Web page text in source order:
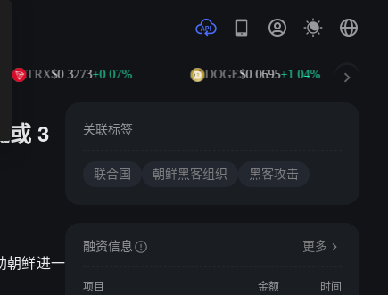
TRX$0.3273+0.07% DOGE$0.0695+1.04%
或 3
朝鲜进一
关联标签
联合国 朝鲜黑客组织 黑客攻击
融资信息 更多
项目 金额
时间